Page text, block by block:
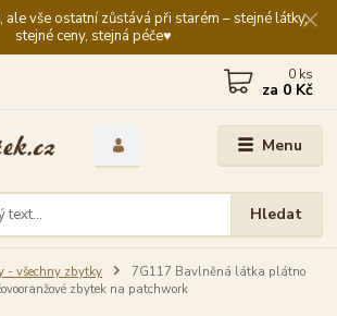
vše ostatní zůstává při starém – stejné látky,
stejné ceny, stejná péče♥️
Menu
Hledat
0 ks
za 0 Kč
- všechny zbytky
7G117 Bavlněná látka plátno
zbytek na patchwork